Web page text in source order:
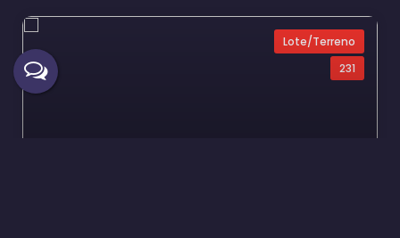
Lote/Terreno
231